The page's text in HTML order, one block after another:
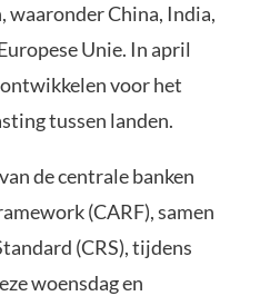
China, India,
Unie. In april
ontwikkelen voor het
tussen landen.
de centrale banken
(CARF), samen
(CRS), tijdens
woensdag en